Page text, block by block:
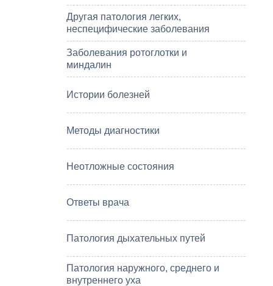
Другая патология легких,
неспецифические заболевания
Заболевания ротоглотки и
миндалин
Истории болезней
Методы диагностики
Неотложные состояния
Ответы врача
Патология дыхательных путей
Патология наружного, среднего и
внутреннего уха